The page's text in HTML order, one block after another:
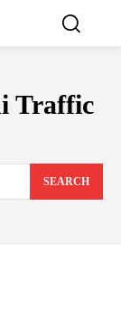
Traffic
SEARCH